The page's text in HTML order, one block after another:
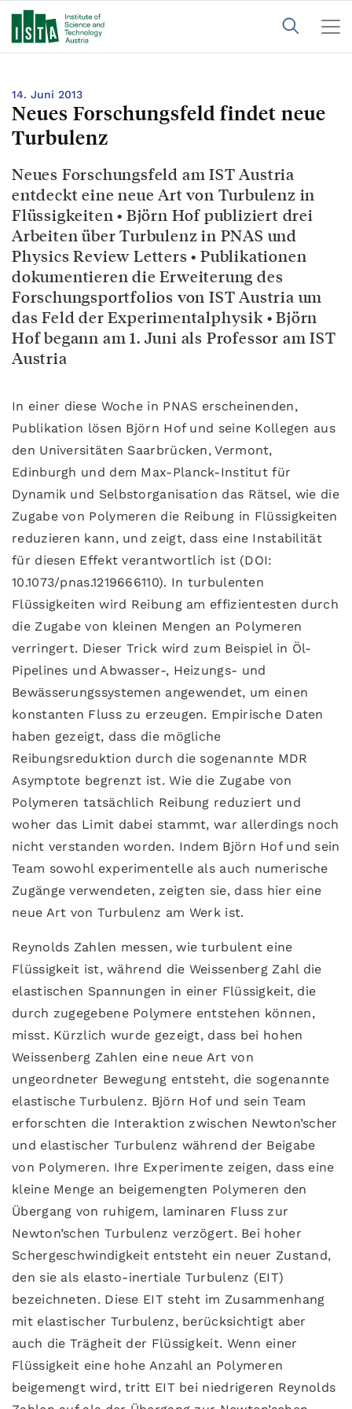
14. Juni 2013
Neues Forschungsfeld findet neue
Turbulenz
Neues Forschungsfeld am IST Austria
entdeckt eine neue Art von Turbulenz in
Flüssigkeiten • Björn Hof publiziert drei
Arbeiten über Turbulenz in PNAS und
Physics Review Letters • Publikationen
dokumentieren die Erweiterung des
Forschungsportfolios von IST Austria um
das Feld der Experimentalphysik • Björn
Hof begann am 1. Juni als Professor am IST
Austria
In einer diese Woche in PNAS erscheinenden,
Publikation lösen Björn Hof und seine Kollegen aus
den Universitäten Saarbrücken, Vermont,
Edinburgh und dem Max-Planck-Institut für
Dynamik und Selbstorganisation das Rätsel, wie die
Zugabe von Polymeren die Reibung in Flüssigkeiten
reduzieren kann, und zeigt, dass eine Instabilität
für diesen Effekt verantwortlich ist (DOI:
10.1073/pnas.1219666110). In turbulenten
Flüssigkeiten wird Reibung am effizientesten durch
die Zugabe von kleinen Mengen an Polymeren
verringert. Dieser Trick wird zum Beispiel in Öl-
Pipelines und Abwasser-, Heizungs- und
Bewässerungssystemen angewendet, um einen
konstanten Fluss zu erzeugen. Empirische Daten
haben gezeigt, dass die mögliche
Reibungsreduktion durch die sogenannte MDR
Asymptote begrenzt ist. Wie die Zugabe von
Polymeren tatsächlich Reibung reduziert und
woher das Limit dabei stammt, war allerdings noch
nicht verstanden worden. Indem Björn Hof und sein
Team sowohl experimentelle als auch numerische
Zugänge verwendeten, zeigten sie, dass hier eine
neue Art von Turbulenz am Werk ist.
Reynolds Zahlen messen, wie turbulent eine
Flüssigkeit ist, während die Weissenberg Zahl die
elastischen Spannungen in einer Flüssigkeit, die
durch zugegebene Polymere entstehen können,
misst. Kürzlich wurde gezeigt, dass bei hohen
Weissenberg Zahlen eine neue Art von
ungeordneter Bewegung entsteht, die sogenannte
elastische Turbulenz. Björn Hof und sein Team
erforschten die Interaktion zwischen Newton’scher
und elastischer Turbulenz während der Beigabe
von Polymeren. Ihre Experimente zeigen, dass eine
kleine Menge an beigemengten Polymeren den
Übergang von ruhigem, laminaren Fluss zur
Newton’schen Turbulenz verzögert. Bei hoher
Schergeschwindigkeit entsteht ein neuer Zustand,
den sie als elasto-inertiale Turbulenz (EIT)
bezeichneten. Diese EIT steht im Zusammenhang
mit elastischer Turbulenz, berücksichtigt aber
auch die Trägheit der Flüssigkeit. Wenn einer
Flüssigkeit eine hohe Anzahl an Polymeren
beigemengt wird, tritt EIT bei niedrigeren Reynolds